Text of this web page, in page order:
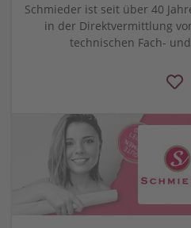
Schmieder ist seit über 40
in der Direktvermittlung
technischen Fach-